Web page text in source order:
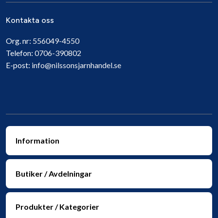
Kontakta oss
Org. nr: 556049-4550
Telefon: 0706-390802
E-post: info@nilssonsjarnhandel.se
Information
Butiker / Avdelningar
Produkter / Kategorier